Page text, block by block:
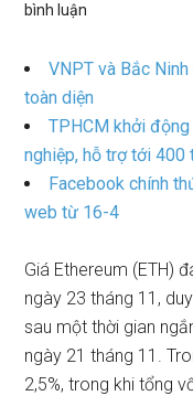
bình luận
VNPT và Bắc
toàn diện
TPHCM khởi
nghiệp, hỗ trợ tới 400
Facebook chính
web từ 16-4
Giá Ethereum (ETH)
ngày 23 tháng 11,
sau một thời gian
ngày 21 tháng 11.
2,5%, trong khi tổng